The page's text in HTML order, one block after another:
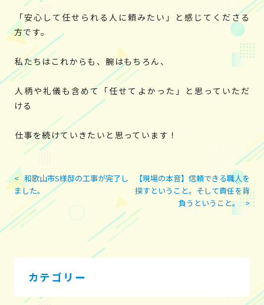
「安心して任せられる人に頼みたい」と感じてくださる
方です。
私たちはこれからも、腕はもちろん、
人柄や礼儀も含めて「任せてよかった」と思っていただ
ける
仕事を続けていきたいと思っています！
投
稿
ナ
ビ
ー
シ
ョ
< 和歌山市S様邸の工事が完了し
ました。
【現場の本音】信頼できる職人を
探すということ。そして責任を背
負うということ。
>
カテゴリー